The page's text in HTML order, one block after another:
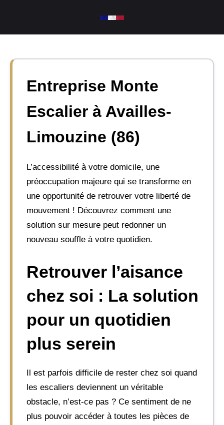
contenu
Entreprise Monte
Escalier à Availles-
Limouzine (86)
L’accessibilité à votre domicile, une
préoccupation majeure qui se transforme en
une opportunité de retrouver votre liberté de
mouvement ! Découvrez comment une
solution sur mesure peut redonner un
nouveau souffle à votre quotidien.
Retrouver l’aisance
chez soi : La solution
pour un quotidien
plus serein
Il est parfois difficile de rester chez soi quand
les escaliers deviennent un véritable
obstacle, n’est-ce pas ? Ce sentiment de ne
plus pouvoir accéder à toutes les pièces de